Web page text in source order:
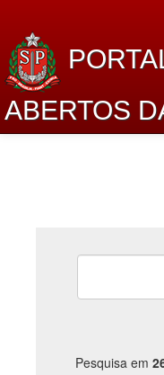
ABERTOS
Lei de Acesso à
Catálogo de dados
Pesquisa em